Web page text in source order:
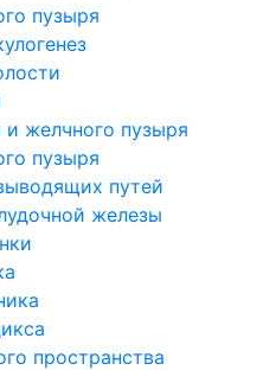
пузыря
желчного пузыря
пузыря
путей
железы
пространства